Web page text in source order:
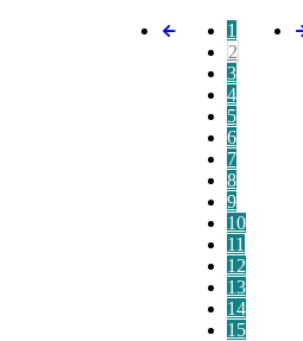
1
2
3
4
5
6
7
8
9
10
11
12
13
14
15